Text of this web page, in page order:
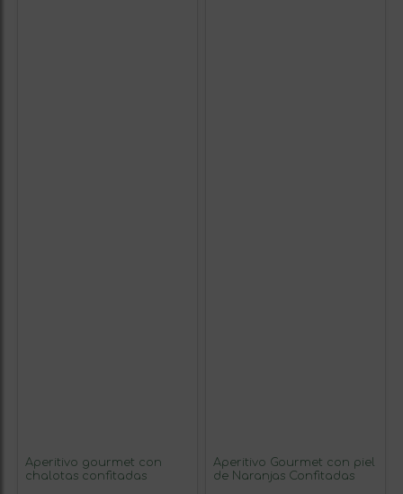
Aperitivo gourmet con
chalotas confitadas
Aperitivo Gourmet con piel
de Naranjas Confitadas